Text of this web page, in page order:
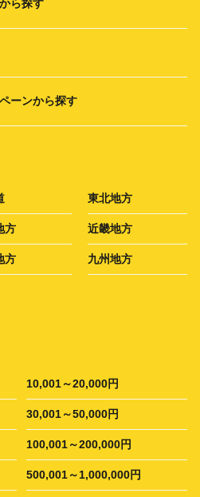
ら探す
ーンから探す
東北地方
方 近畿地方
方 九州地方
10,001～20,000円
30,001～50,000円
100,001～200,000円
500,001～1,000,000円